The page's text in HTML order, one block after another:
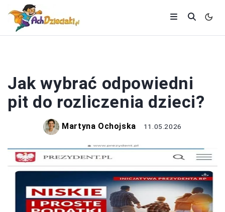
Jak wybrać odpowiedni
pit do rozliczenia dzieci?
Martyna Ochojska 11.05.2026